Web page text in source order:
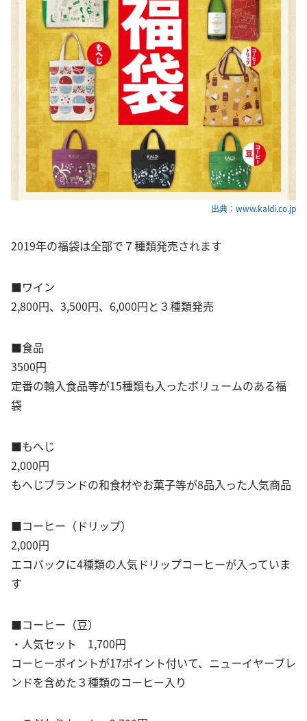
出典：www.kaldi.co.jp
2019年の福袋は全部で７種類発売されます
■ワイン
2,800円、3,500円、6,000円と３種類発売
■食品
3500円
定番の輸入食品等が15種類も入ったボリュームのある福
袋
■もへじ
2,000円
もへじブランドの和食材やお菓子等が8品入った人気商品
■コーヒー（ドリップ）
2,000円
エコバックに4種類の人気ドリップコーヒーが入っていま
す
■コーヒー（豆）
・人気セット 1,700円
コーヒーポイントが17ポイント付いて、ニューイヤーブレ
ンドを含めた３種類のコーヒー入り